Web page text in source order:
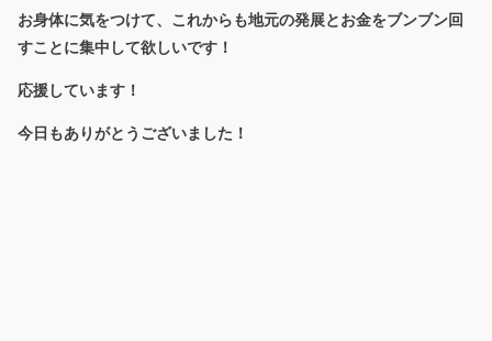
お身体に気をつけて、これからも地元の発展とお金をブンブン回
すことに集中して欲しいです！
応援しています！
今日もありがとうございました！